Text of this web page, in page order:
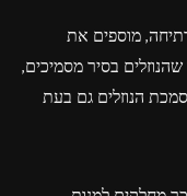
מוספים את
בסיר מסמיכים,
הנוזלים גם בעת